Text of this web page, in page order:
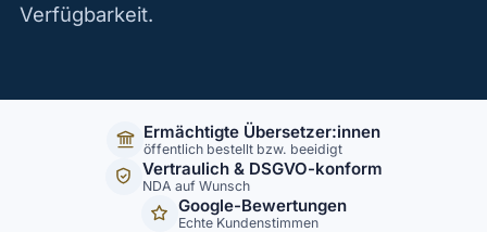
Verfügbarkeit.
Ermächtigte Übersetzer:innen
öffentlich bestellt bzw. beeidigt
Vertraulich & DSGVO-konform
NDA auf Wunsch
Google-Bewertungen
Echte Kundenstimmen